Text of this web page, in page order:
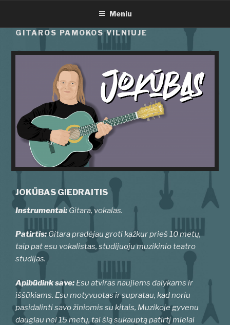
turinio
Meniu
GITAROS PAMOKOS VILNIUJE
JOKŪBAS GIEDRAITIS
Instrumentai: Gitara, vokalas.
Patirtis:Gitara pradėjau groti kažkur prieš 10 metų,
taip pat esu vokalistas, studijuoju muzikinio teatro
studijas.
Apibūdink save: Esu atviras naujiems dalykams ir
iššūkiams. Esu motyvuotas ir supratau, kad noriu
pasidalinti savo žiniomis su kitais, Muzikoje gyvenu
daugiau nei 15 metų, tai šią sukauptą patirtį mielai